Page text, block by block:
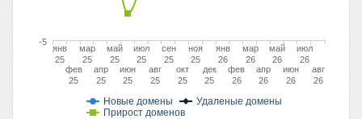
Новые домены
Удаленые домены
Прирост доменов
янв
25
фев
25
мар
25
апр
25
май
25
июн
25
июл
25
авг
25
сен
25
окт
25
ноя
25
дек
25
янв
26
фев
26
мар
26
апр
26
май
26
июн
26
июл
26
авг
26
-5